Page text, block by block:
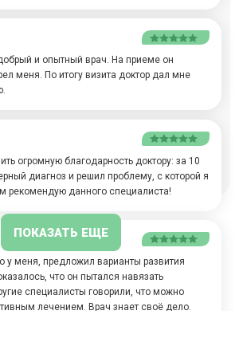
и опытный врач. На приеме он
меня. По итогу визита доктор дал мне
огромную благодарность доктору: за 10
диагноз и решил проблему, с которой я
рекомендую данного специалиста!
у меня, предложил варианты развития
что он пытался навязать
специалисты говорили, что можно
лечением. Врач знает своё дело.
ПОКАЗАТЬ ЕЩЕ